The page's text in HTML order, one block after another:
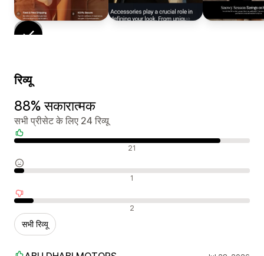
रिव्यू
88% सकारात्मक
सभी प्रीसेट के लिए 24 रिव्यू
21
1
2
सभी रिव्यू